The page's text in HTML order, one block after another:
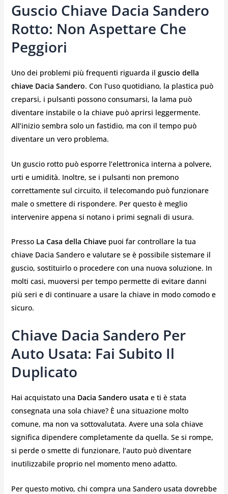
Guscio Chiave Dacia Sandero
Rotto: Non Aspettare Che
Peggiori
Uno dei problemi più frequenti riguarda il guscio della
chiave Dacia Sandero. Con l’uso quotidiano, la plastica può
creparsi, i pulsanti possono consumarsi, la lama può
diventare instabile o la chiave può aprirsi leggermente.
All’inizio sembra solo un fastidio, ma con il tempo può
diventare un vero problema.
Un guscio rotto può esporre l’elettronica interna a polvere,
urti e umidità. Inoltre, se i pulsanti non premono
correttamente sul circuito, il telecomando può funzionare
male o smettere di rispondere. Per questo è meglio
intervenire appena si notano i primi segnali di usura.
Presso La Casa della Chiavepuoi far controllare la tua
chiave Dacia Sandero e valutare se è possibile sistemare il
guscio, sostituirlo o procedere con una nuova soluzione. In
molti casi, muoversi per tempo permette di evitare danni
più seri e di continuare a usare la chiave in modo comodo e
sicuro.
Chiave Dacia Sandero Per
Auto Usata: Fai Subito Il
Duplicato
Hai acquistato una Dacia Sandero usata e ti è stata
consegnata una sola chiave? È una situazione molto
comune, ma non va sottovalutata. Avere una sola chiave
significa dipendere completamente da quella. Se si rompe,
si perde o smette di funzionare, l’auto può diventare
inutilizzabile proprio nel momento meno adatto.
Per questo motivo, chi compra una Sandero usata dovrebbe